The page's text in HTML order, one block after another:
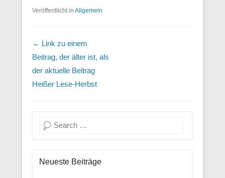
Veröffentlicht in Allgemein
Beitrags Übersicht
← Link zu einem
Beitrag, der älter ist, als
der aktuelle Beitrag
Heißer Lese-Herbst
Suche
Neueste Beiträge